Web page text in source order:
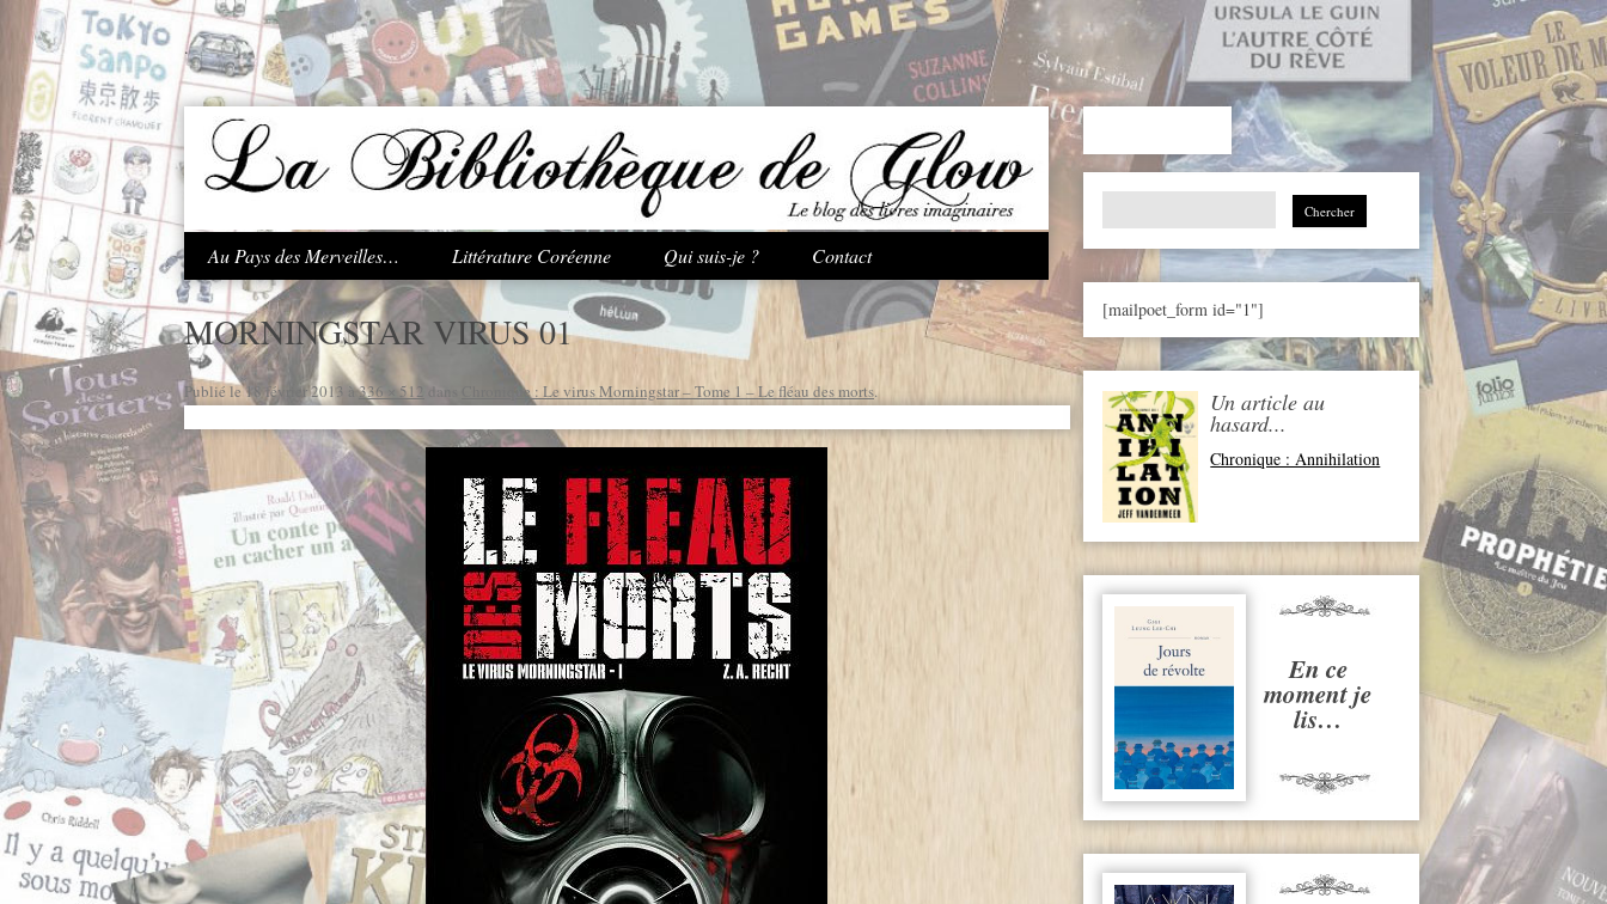
.
Aller au contenu principal
Au Pays des Merveilles… Littérature Coréenne Qui suis-je ? Contact
Search
[mailpoet_form id="1"]
Un article au
hasard...
Chronique : Annihilation
En ce
moment je
lis…
MORNINGSTAR VIRUS 01
Publié le18 février 2013 à336 × 512 dans Chronique : Le virus Morningstar – Tome 1 – Le fléau des morts.